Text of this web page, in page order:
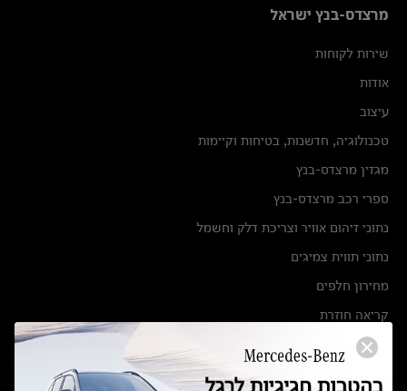
מרצדס-בנץ ישראל
שירות לקוחות
אודות
עיצוב
טכנולוגיה, חדשנות, בטיחות וקיימות
מגזין מרצדס-בנץ
ספרי רכב מרצדס-בנץ
נתוני זיהום אוויר וצריכת דלק וחשמל
נתוני תווית צמיגים
מחירון חלפים
קריאה חוזרת
הודעה על הטבות לרכבי מרצדס בהסדר פשרה בתצ 56447-02-19